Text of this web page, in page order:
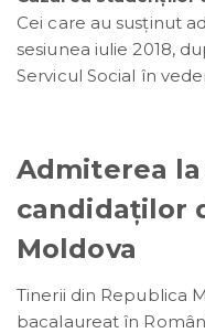
Cei care au susţinut
sesiunea iulie 2018,
Servicul Social în
Admiterea
candidaţilor
Moldova
Tinerii din Republica
bacalaureat în